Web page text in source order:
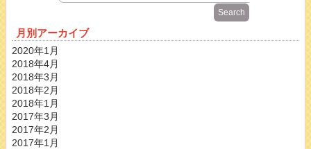
月別アーカイブ
2020年1月
2018年4月
2018年3月
2018年2月
2018年1月
2017年3月
2017年2月
2017年1月